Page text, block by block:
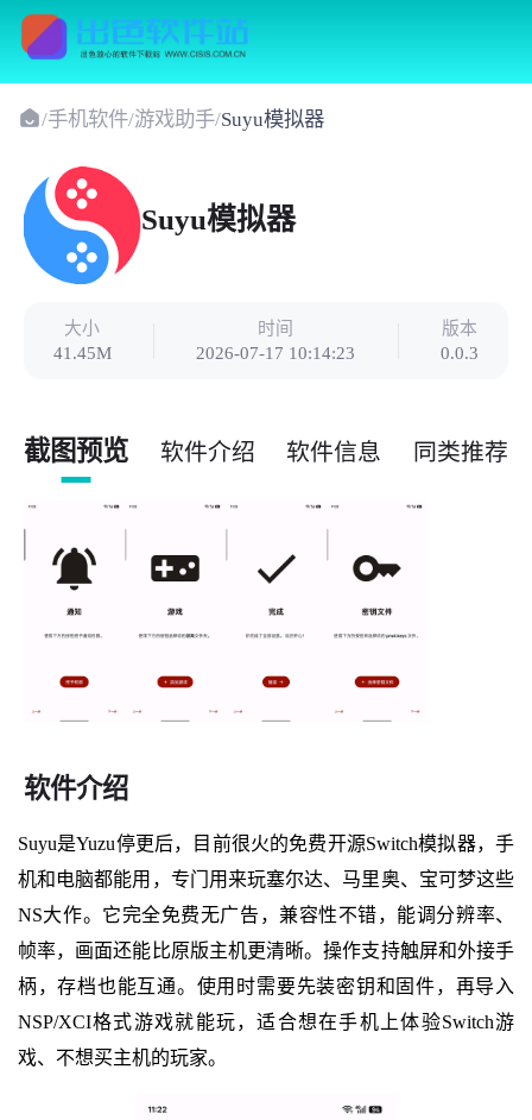
/手机软件/游戏助手/Suyu模拟器
Suyu模拟器
大小
41.45M
时间
2026-07-17 10:14:23
版本
0.0.3
截图预览 软件介绍 软件信息 同类推荐
软件介绍
Suyu是Yuzu停更后，目前很火的免费开源Switch模拟器，手
机和电脑都能用，专门用来玩塞尔达、马里奥、宝可梦这些
NS大作。它完全免费无广告，兼容性不错，能调分辨率、
帧率，画面还能比原版主机更清晰。操作支持触屏和外接手
柄，存档也能互通。使用时需要先装密钥和固件，再导入
NSP/XCI格式游戏就能玩，适合想在手机上体验Switch游
戏、不想买主机的玩家。